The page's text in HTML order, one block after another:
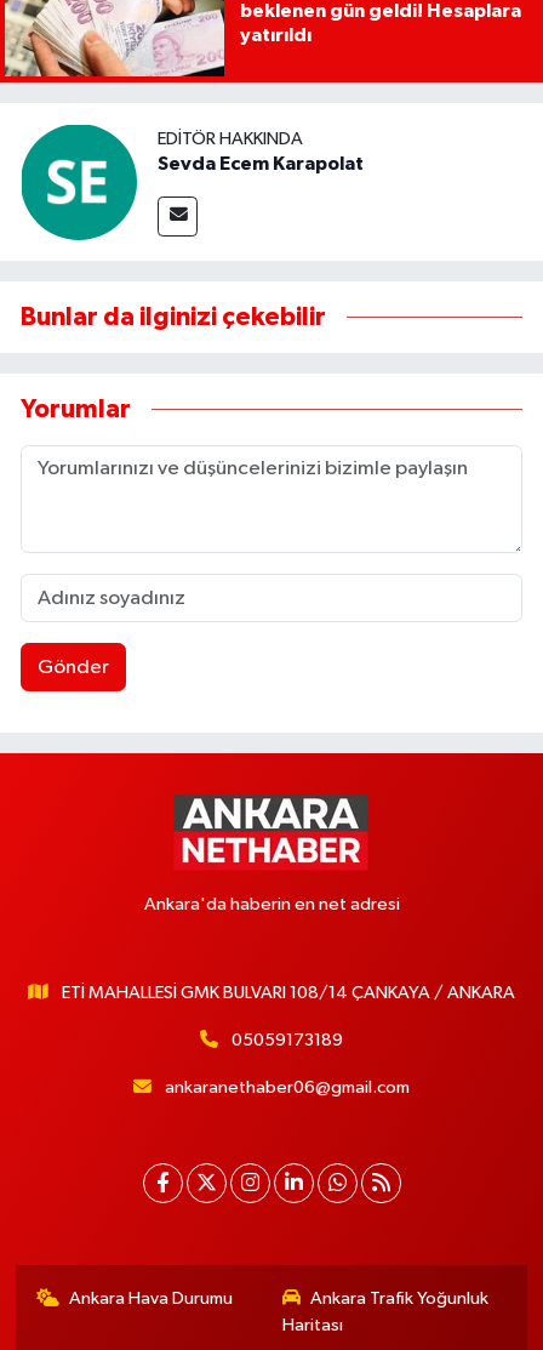
beklenen gün geldi! Hesaplara
yatırıldı
EDITÖR HAKKINDA
Sevda Ecem Karapolat
Bunlar da ilginizi çekebilir
Yorumlar
Gönder
Ankara'da haberin en net adresi
ETİ MAHALLESİ GMK BULVARI 108/14 ÇANKAYA / ANKARA
05059173189
ankaranethaber06@gmail.com
Ankara Hava Durumu
Ankara Trafik Yoğunluk
Haritası